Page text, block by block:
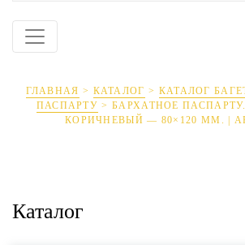
ГЛАВНАЯ > КАТАЛОГ > КАТАЛОГ
ПАСПАРТУ > БАРХАТНОЕ
КОРИЧНЕВЫЙ — 80×120 ММ. |
Каталог